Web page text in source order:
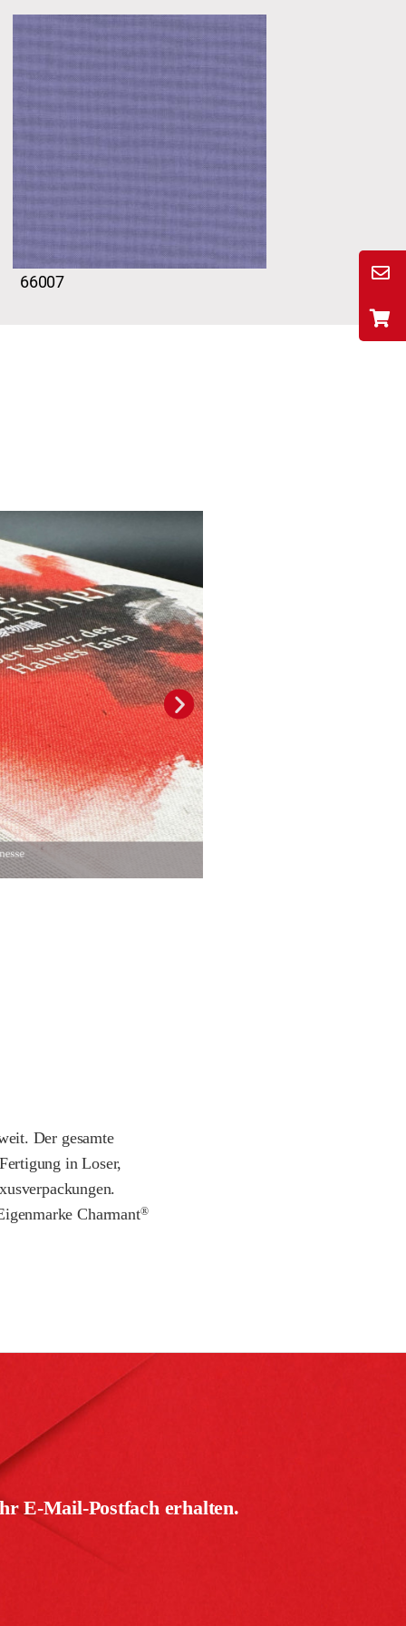
66007
Der gesamte
in Loser,
Charmant®
E-Mail-Postfach erhalten.